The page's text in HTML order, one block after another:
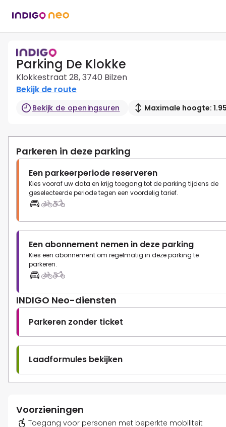
Parking De Klokke
Klokkestraat 28, 3740 Bilzen
Bekijk de route
Bekijk de openingsuren Maximale hoogte:
Parkeren in deze parking
Een parkeerperiode reserveren
Kies vooraf uw data en krijg toegang tot de parking tijdens de
geselecteerde periode tegen een voordelig tarief.
Een abonnement nemen in deze parking
Kies een abonnement om regelmatig in deze parking te
parkeren.
INDIGO Neo-diensten
Parkeren zonder ticket
Laadformules bekijken
Voorzieningen
Toegang voor personen met beperkte mobiliteit